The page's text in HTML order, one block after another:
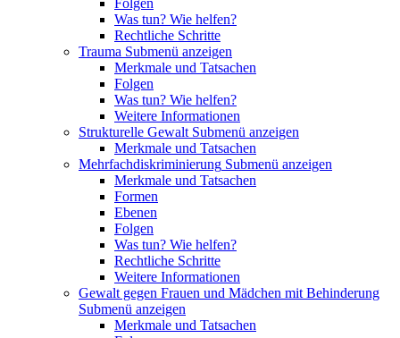
Folgen
Was tun? Wie helfen?
Rechtliche Schritte
Trauma Submenü anzeigen
Merkmale und Tatsachen
Folgen
Was tun? Wie helfen?
Weitere Informationen
Strukturelle Gewalt Submenü anzeigen
Merkmale und Tatsachen
Mehrfachdiskriminierung Submenü anzeigen
Merkmale und Tatsachen
Formen
Ebenen
Folgen
Was tun? Wie helfen?
Rechtliche Schritte
Weitere Informationen
Gewalt gegen Frauen und Mädchen mit Behinderung
Submenü anzeigen
Merkmale und Tatsachen